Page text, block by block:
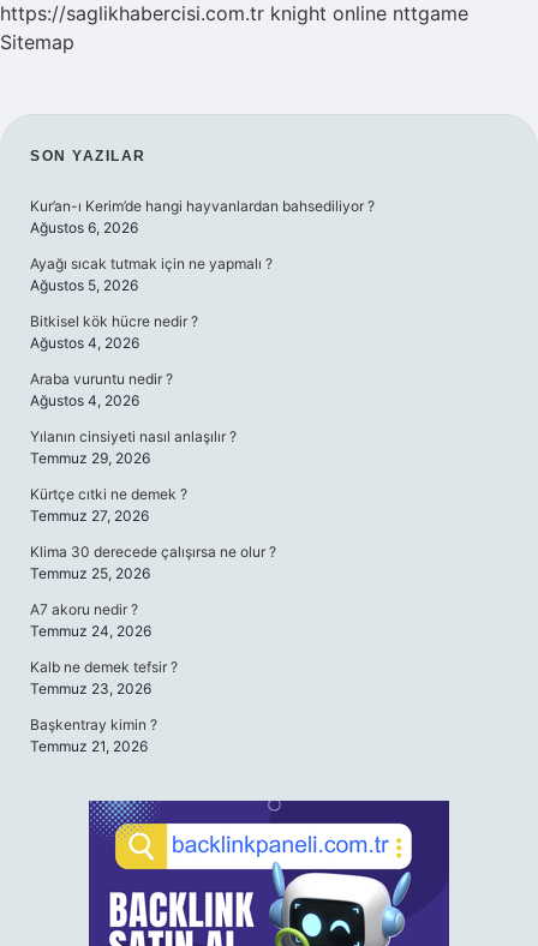
https://saglikhabercisi.com.tr knight online nttgame
Sitemap
SIDEBAR
SON YAZILAR
Kur’an-ı Kerim’de hangi hayvanlardan bahsediliyor ?
Ağustos 6, 2026
Ayağı sıcak tutmak için ne yapmalı ?
Ağustos 5, 2026
Bitkisel kök hücre nedir ?
Ağustos 4, 2026
Araba vuruntu nedir ?
Ağustos 4, 2026
Yılanın cinsiyeti nasıl anlaşılır ?
Temmuz 29, 2026
Kürtçe cıtki ne demek ?
Temmuz 27, 2026
Klima 30 derecede çalışırsa ne olur ?
Temmuz 25, 2026
A7 akoru nedir ?
Temmuz 24, 2026
Kalb ne demek tefsir ?
Temmuz 23, 2026
Başkentray kimin ?
Temmuz 21, 2026